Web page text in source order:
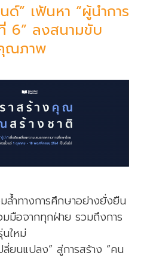
อ
ย
ค
ไ
ม่
พ
อ
โ
รี
ย
ห่
” เฟ้นหา “ผู้นำการ
6” ลงสนามขับ
ณภาพ
ล้ำทางการศึกษาอย่างยั่งยืน
มือจากทุกฝ่าย รวมถึงการ
ใหม่
ลี่ยนแปลง” สู่การสร้าง “คน